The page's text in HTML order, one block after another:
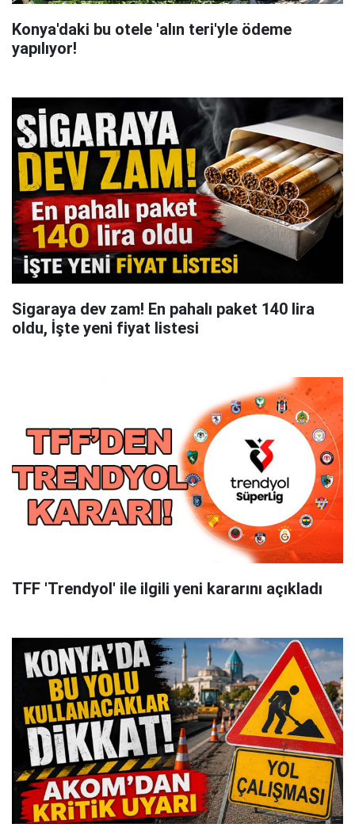
Konya'daki bu otele 'alın teri'yle ödeme
yapılıyor!
Sigaraya dev zam! En pahalı paket 140 lira
oldu, İşte yeni fiyat listesi
TFF 'Trendyol' ile ilgili yeni kararını açıkladı